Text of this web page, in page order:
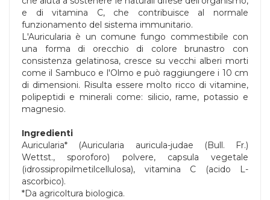
e di vitamina C, che contribuisce al normale
funzionamento del sistema immunitario.
L'Auricularia è un comune fungo commestibile con
una forma di orecchio di colore brunastro con
consistenza gelatinosa, cresce su vecchi alberi morti
come il Sambuco e l'Olmo e può raggiungere i 10 cm
di dimensioni. Risulta essere molto ricco di vitamine,
polipeptidi e minerali come: silicio, rame, potassio e
magnesio.
Ingredienti
Auricularia* (Auricularia auricula-judae (Bull. Fr.)
Wettst., sporoforo) polvere, capsula vegetale
(idrossipropilmetilcellulosa), vitamina C (acido L-
ascorbico).
*Da agricoltura biologica.